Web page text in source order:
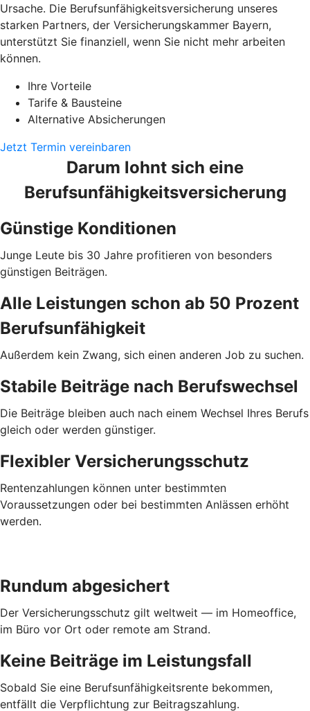
Ursache. Die Berufsunfähigkeitsversicherung unseres
starken Partners, der Versicherungskammer Bayern,
unterstützt Sie finanziell, wenn Sie nicht mehr arbeiten
können.
Ihre Vorteile
Tarife & Bausteine
Alternative Absicherungen
Jetzt Termin vereinbaren
Darum lohnt sich eine
Berufsunfähigkeitsversicherung
Günstige Konditionen
Junge Leute bis 30 Jahre profitieren von besonders
günstigen Beiträgen.
Alle Leistungen schon ab 50 Prozent
Berufsunfähigkeit
Außerdem kein Zwang, sich einen anderen Job zu suchen.
Stabile Beiträge nach Berufswechsel
Die Beiträge bleiben auch nach einem Wechsel Ihres Berufs
gleich oder werden günstiger.
Flexibler Versicherungsschutz
Rentenzahlungen können unter bestimmten
Voraussetzungen oder bei bestimmten Anlässen erhöht
werden.
Rundum abgesichert
Der Versicherungsschutz gilt weltweit — im Homeoffice,
im Büro vor Ort oder remote am Strand.
Keine Beiträge im Leistungsfall
Sobald Sie eine Berufsunfähigkeitsrente bekommen,
entfällt die Verpflichtung zur Beitragszahlung.